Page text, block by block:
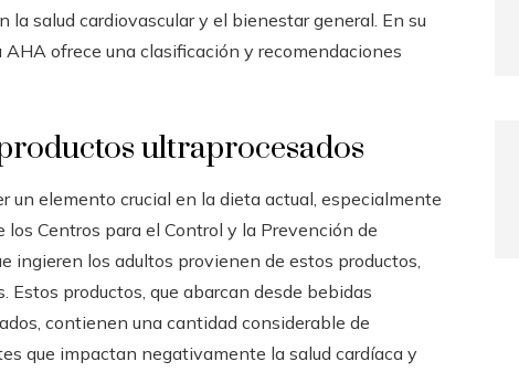
salud cardiovascular y el bienestar general. En su
AHA ofrece una clasificación y recomendaciones
ultraprocesados
un elemento crucial en la dieta actual, especialmente
Centros para el Control y la Prevención de
ingieren los adultos provienen de estos productos,
productos, que abarcan desde bebidas
contienen una cantidad considerable de
que impactan negativamente la salud cardíaca y